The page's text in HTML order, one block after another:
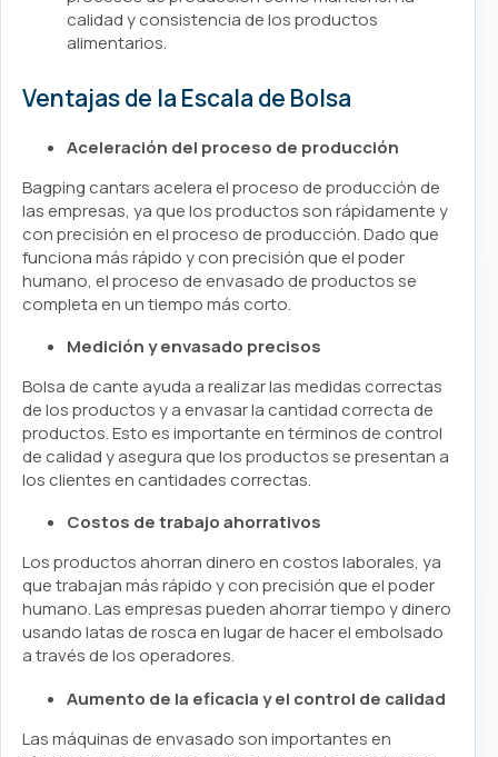
calidad y consistencia de los productos
alimentarios.
Ventajas de la Escala de Bolsa
Aceleración del proceso de producción
Bagping cantars acelera el proceso de producción de
las empresas, ya que los productos son rápidamente y
con precisión en el proceso de producción. Dado que
funciona más rápido y con precisión que el poder
humano, el proceso de envasado de productos se
completa en un tiempo más corto.
Medición y envasado precisos
Bolsa de cante ayuda a realizar las medidas correctas
de los productos y a envasar la cantidad correcta de
productos. Esto es importante en términos de control
de calidad y asegura que los productos se presentan a
los clientes en cantidades correctas.
Costos de trabajo ahorrativos
Los productos ahorran dinero en costos laborales, ya
que trabajan más rápido y con precisión que el poder
humano. Las empresas pueden ahorrar tiempo y dinero
usando latas de rosca en lugar de hacer el embolsado
a través de los operadores.
Aumento de la eficacia y el control de calidad
Las máquinas de envasado son importantes en